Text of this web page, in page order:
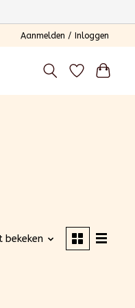
Aanmelden / Inloggen
bekeken